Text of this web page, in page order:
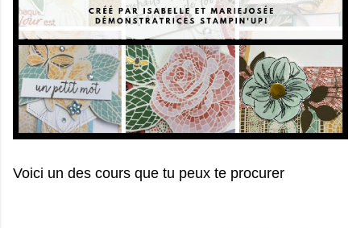
Voici un des cours que tu peux te procurer